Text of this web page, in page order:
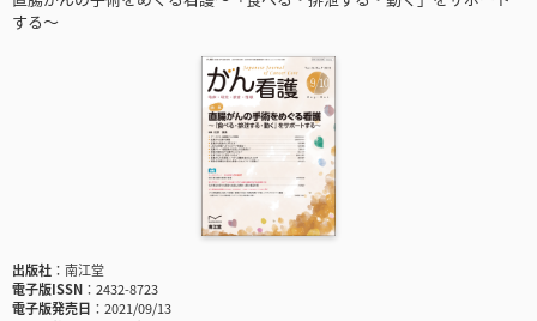
する～
出版社
南江堂
電子版ISSN
2432-8723
電子版発売日
2021/09/13